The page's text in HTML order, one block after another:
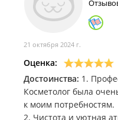
21 октября 2024 г.
Оценка:
Достоинства: 1.
Косметолог была
к моим потребностям.
2. Чистота и уютная